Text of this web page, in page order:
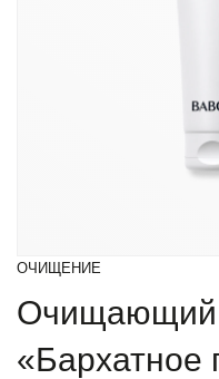
ОЧИЩЕНИЕ
Очищающий
«Бархатное